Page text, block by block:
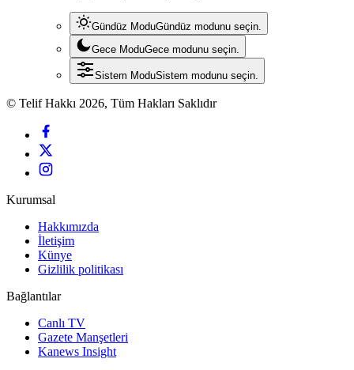
Gündüz ModuGündüz modunu seçin.
Gece ModuGece modunu seçin.
Sistem ModuSistem modunu seçin.
© Telif Hakkı 2026, Tüm Hakları Saklıdır
Kurumsal
Hakkımızda
İletişim
Künye
Gizlilik politikası
Bağlantılar
Canlı TV
Gazete Manşetleri
Kanews Insight